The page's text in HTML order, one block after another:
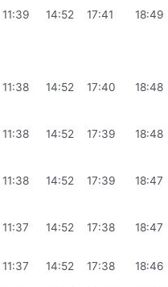
11:39 14:52 17:41 18:49
11:38 14:52 17:40 18:48
11:38 14:52 17:39 18:48
11:38 14:52 17:39 18:47
11:37 14:52 17:38 18:47
11:37 14:52 17:38 18:46